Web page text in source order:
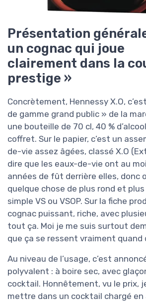
Présentation
un cognac qui joue
clairement dans la
prestige »
Concrètement, Hennessy X.O,
de gamme grand public » de la
une bouteille de 70 cl, 40 %
coffret. Sur le papier, c’est un
de-vie assez âgées, classé X.O
dire que les eaux-de-vie ont au
années de fût derrière elles, donc
quelque chose de plus rond et
simple VS ou VSOP. Sur la fiche
cognac puissant, riche, avec
tout ça. Moi je me suis surtout
que ça se ressent vraiment quand
Au niveau de l’usage, c’est
polyvalent : à boire sec, avec
cocktail. Honnêtement, vu le prix,
mettre dans un cocktail chargé en